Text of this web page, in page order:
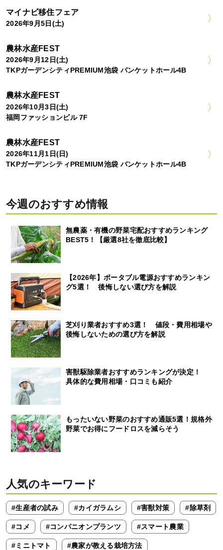
マイナビ移住フェア
2026年9月5日(土)
農林水産FEST
2026年9月12日(土)
TKPガーデンシティPREMIUM池袋 バンケットホール4B
農林水産FEST
2026年10月3日(土)
福岡ファッションビル 7F
農林水産FEST
2026年11月1日(日)
TKPガーデンシティPREMIUM池袋 バンケットホール4B
今週のおすすめ情報
無農薬・有機の野菜宅配おすすめランキング
BEST5！【厳選8社を徹底比較】
【2026年】ポータブル電源おすすめランキン
グ5選！ 後悔しない選び方を解説
芝刈り業者おすすめ3選！ 値段・費用相場や
後悔しないための選び方を解説
害獣駆除業者おすすめランキングが決定！
具体的な費用相場・口コミも紹介
もったいない野菜のおすすめ通販5選！規格外
野菜でお得にフードロスを減らそう
人気のキーワード
#生産者の試み #カイガラムシ #害獣対策 #除草剤
#コメ #コンパニオンプランツ #スマート農業
#ミニトマト #農家が教える栽培方法